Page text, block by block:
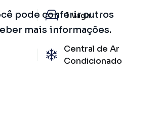
pode conferir outros
mais informações.
1 vaga
Central de Ar
Condicionado